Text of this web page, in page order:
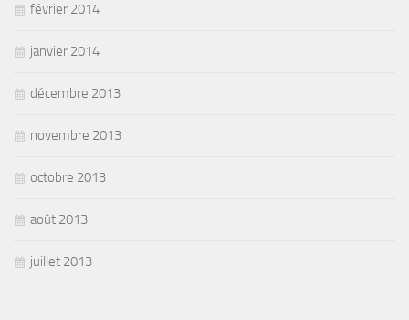
février 2014
janvier 2014
décembre 2013
novembre 2013
octobre 2013
août 2013
juillet 2013